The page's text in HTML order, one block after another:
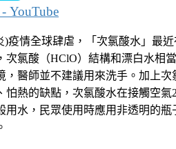
YouTube
)疫情全球肆虐，「次氯酸水」最
次氯酸（HClO）結構和漂白水相
，醫師並不建議用來洗手。加上次
怕熱的缺點，次氯酸水在接觸空氣
用水，民眾使用時應用非透明的瓶